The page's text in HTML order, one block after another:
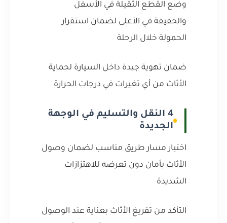
وضع القطع الثقيلة في الأسفل
والخفيفة في الأعلى لضمان استقرار
الحمولة خلال الرحلة
ضمان تهوية جيدة داخل السيارة لحماية
الأثاث من أي تغيرات في درجات الحرارة
4 النقل والتسليم في الوجهة
الجديدة
اختيار مسار طريق مناسب لضمان وصول
الأثاث بأمان دون تعرضه للاهتزازات
الشديدة
التأكد من تفريغ الأثاث بعناية عند الوصول